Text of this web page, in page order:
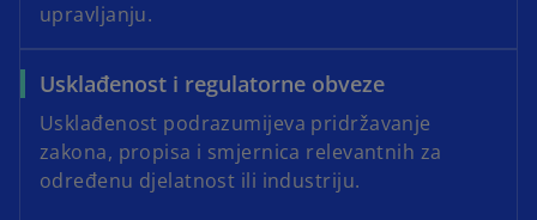
upravljanju.
Usklađenost i regulatorne obveze
Usklađenost podrazumijeva pridržavanje
zakona, propisa i smjernica relevantnih za
određenu djelatnost ili industriju.